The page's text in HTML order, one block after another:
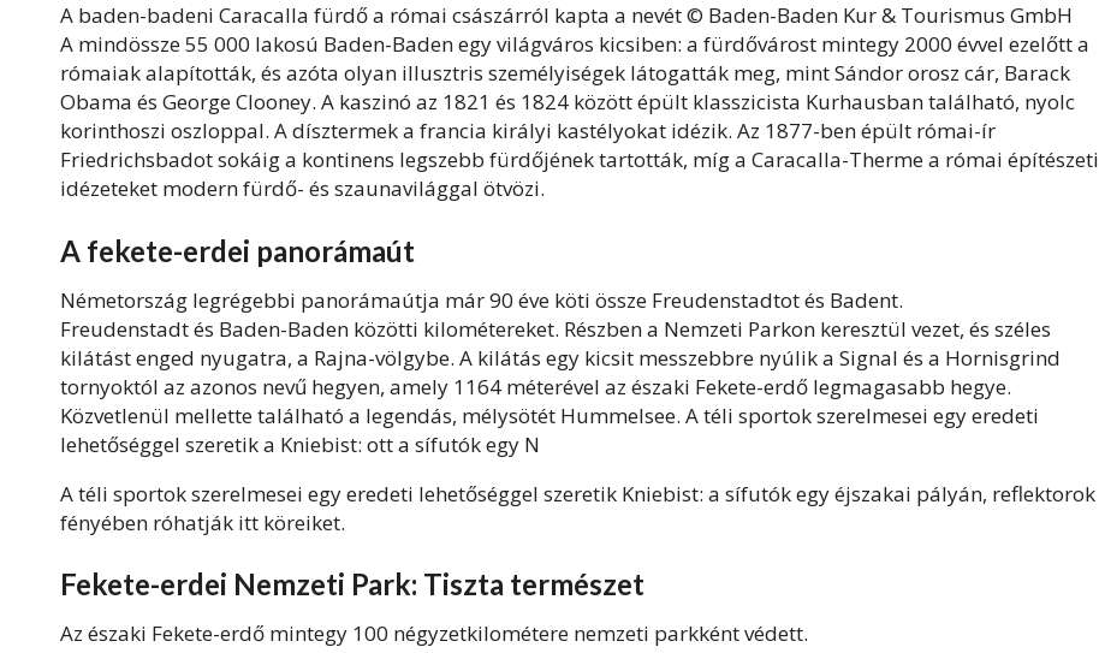
A baden-badeni Caracalla fürdő a római császárról kapta a nevét © Baden-Baden Kur & Tourismus GmbH
A mindössze 55 000 lakosú Baden-Baden egy világváros kicsiben: a fürdővárost mintegy 2000 évvel ezelőtt a
rómaiak alapították, és azóta olyan illusztris személyiségek látogatták meg, mint Sándor orosz cár, Barack
Obama és George Clooney. A kaszinó az 1821 és 1824 között épült klasszicista Kurhausban található, nyolc
korinthoszi oszloppal. A dísztermek a francia királyi kastélyokat idézik. Az 1877-ben épült római-ír
Friedrichsbadot sokáig a kontinens legszebb fürdőjének tartották, míg a Caracalla-Therme a római építészeti
idézeteket modern fürdő- és szaunavilággal ötvözi.
A fekete-erdei panorámaút
Németország legrégebbi panorámaútja már 90 éve köti össze Freudenstadtot és Badent.
Freudenstadt és Baden-Baden közötti kilométereket. Részben a Nemzeti Parkon keresztül vezet, és széles
kilátást enged nyugatra, a Rajna-völgybe. A kilátás egy kicsit messzebbre nyúlik a Signal és a Hornisgrind
tornyoktól az azonos nevű hegyen, amely 1164 méterével az északi Fekete-erdő legmagasabb hegye.
Közvetlenül mellette található a legendás, mélysötét Hummelsee. A téli sportok szerelmesei egy eredeti
lehetőséggel szeretik a Kniebist: ott a sífutók egy N
A téli sportok szerelmesei egy eredeti lehetőséggel szeretik Kniebist: a sífutók egy éjszakai pályán, reflektorok
fényében róhatják itt köreiket.
Fekete-erdei Nemzeti Park: Tiszta természet
Az északi Fekete-erdő mintegy 100 négyzetkilométere nemzeti parkként védett.